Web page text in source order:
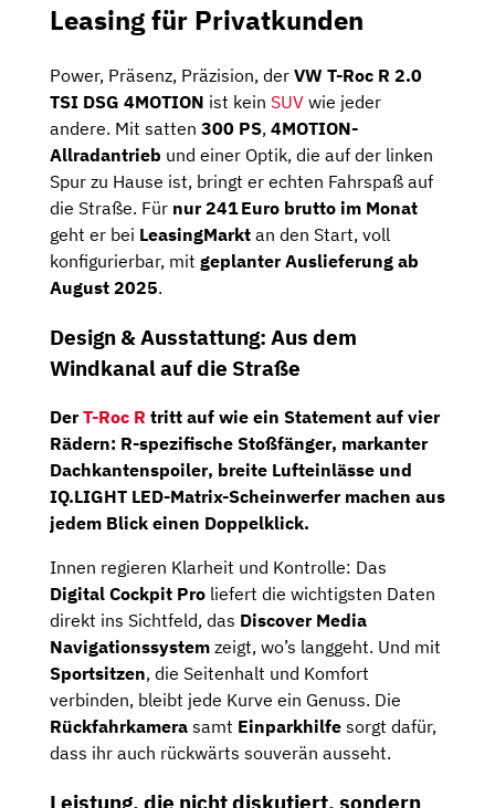
Leasing für Privatkunden
Power, Präsenz, Präzision, der VW T-Roc R 2.0
TSI DSG 4MOTION ist kein SUV wie jeder
andere. Mit satten 300 PS, 4MOTION-
Allradantrieb und einer Optik, die auf der linken
Spur zu Hause ist, bringt er echten Fahrspaß auf
die Straße. Für nur 241 Euro brutto im Monat
geht er bei LeasingMarkt an den Start, voll
konfigurierbar, mit geplanter Auslieferung ab
August 2025.
Design & Ausstattung: Aus dem
Windkanal auf die Straße
DerT-Roc R tritt auf wie ein Statement auf vier
Rädern: R-spezifische Stoßfänger, markanter
Dachkantenspoiler, breite Lufteinlässe und
IQ.LIGHT LED-Matrix-Scheinwerfermachen aus
jedem Blick einen Doppelklick.
Innen regieren Klarheit und Kontrolle: Das
Digital Cockpit Pro liefert die wichtigsten Daten
direkt ins Sichtfeld, das Discover Media
Navigationssystem zeigt, wo’s langgeht. Und mit
Sportsitzen, die Seitenhalt und Komfort
verbinden, bleibt jede Kurve ein Genuss. Die
Rückfahrkamera samt Einparkhilfe sorgt dafür,
dass ihr auch rückwärts souverän ausseht.
Leistung, die nicht diskutiert, sondern